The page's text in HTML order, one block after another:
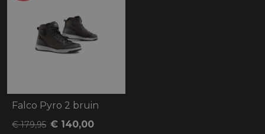
Falco Pyro 2 bruin
€ 179,95 € 140,00